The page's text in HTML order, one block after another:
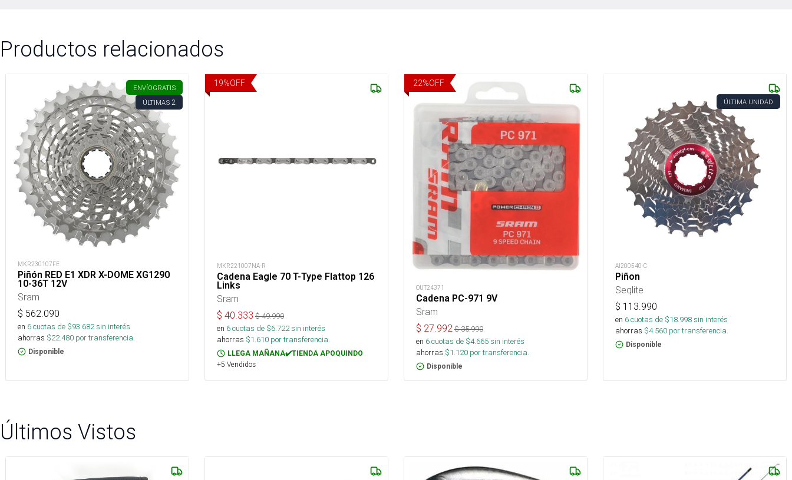
Productos relacionados
ENVÍOGRATIS
ÚLTIMAS 2
MKR230107FE
Piñón RED E1 XDR X-DOME XG1290
10-36T 12V
Sram
$ 562.090
en 6cuotas de $93.682sin interés
ahorras $22.480 por transferencia.
Disponible
19%OFF
MKR221007NA-R
Cadena Eagle 70 T-Type Flattop 126
Links
Sram
$ 40.333 $49.990
en 6cuotas de $6.722sin interés
ahorras $1.610 por transferencia.
LLEGA MAÑANA✔️TIENDA APOQUINDO
+5 Vendidos
22%OFF
OUT24371
Cadena PC-971 9V
Sram
$ 27.992 $35.990
en 6cuotas de $4.665sin interés
ahorras $1.120 por transferencia.
Disponible
ÚLTIMA UNIDAD
AI200540-C
Piñon
Seqlite
$ 113.990
en 6cuotas de $18.998sin interés
ahorras $4.560 por transferencia.
Disponible
Últimos Vistos